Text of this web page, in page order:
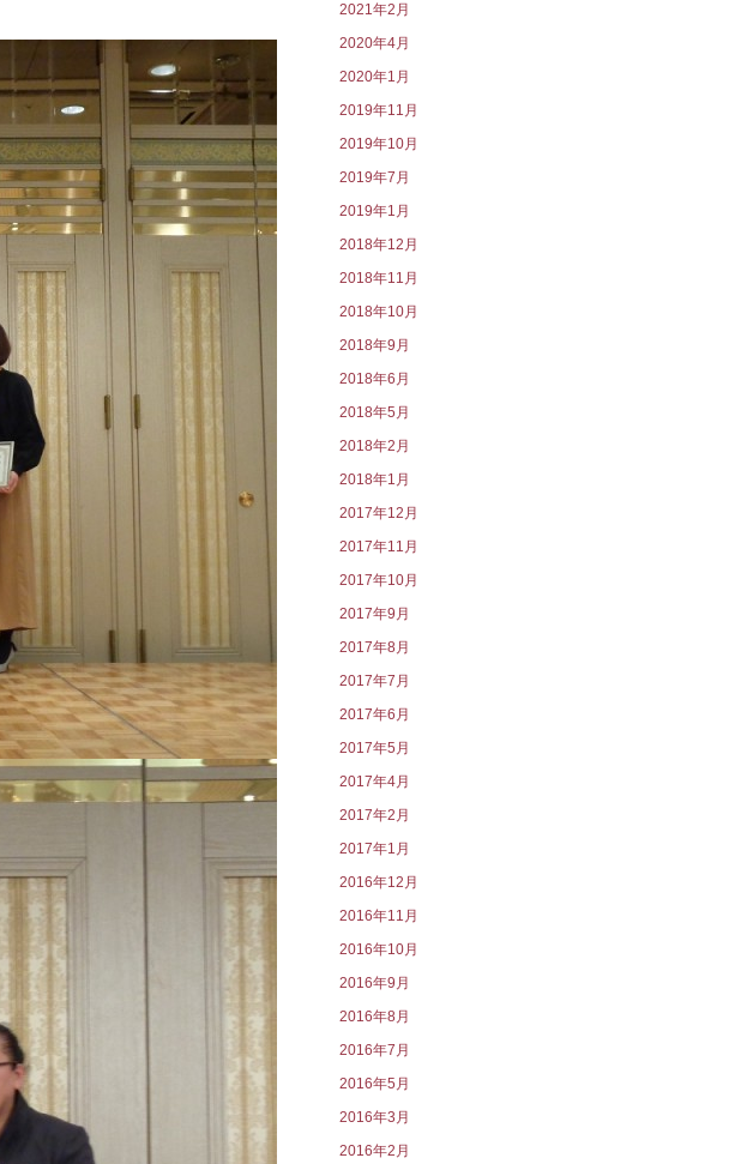
2021年2月
2020年4月
2020年1月
2019年11月
2019年10月
2019年7月
2019年1月
2018年12月
2018年11月
2018年10月
2018年9月
2018年6月
2018年5月
2018年2月
2018年1月
2017年12月
2017年11月
2017年10月
2017年9月
2017年8月
2017年7月
2017年6月
2017年5月
2017年4月
2017年2月
2017年1月
2016年12月
2016年11月
2016年10月
2016年9月
2016年8月
2016年7月
2016年5月
2016年3月
2016年2月